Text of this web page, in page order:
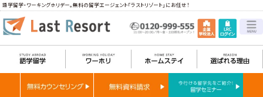
語学留学・ワーキングホリデー。無料の留学エージェント「ラストリゾート」にお任せ！